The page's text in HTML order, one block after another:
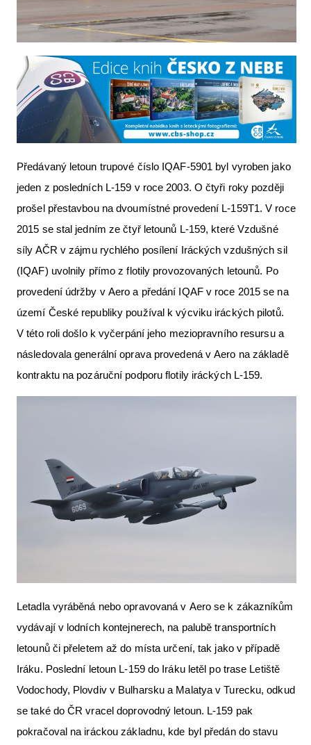
Předávaný letoun trupové číslo IQAF-5901 byl vyroben jako
jeden z posledních L-159 v roce 2003. O čtyři roky později
prošel přestavbou na dvoumístné provedení L-159T1. V roce
2015 se stal jedním ze čtyř letounů L-159, které Vzdušné
síly AČR v zájmu rychlého posílení Iráckých vzdušných sil
(IQAF) uvolnily přímo z flotily provozovaných letounů. Po
provedení údržby v Aero a předání IQAF v roce 2015 se na
území České republiky používal k výcviku iráckých pilotů.
V této roli došlo k vyčerpání jeho meziopravního resursu a
následovala generální oprava provedená v Aero na základě
kontraktu na pozáruční podporu flotily iráckých L-159.
Letadla vyráběná nebo opravovaná v Aero se k zákazníkům
vydávají v lodních kontejnerech, na palubě transportních
letounů či přeletem až do místa určení, tak jako v případě
Iráku. Poslední letoun L-159 do Iráku letěl po trase Letiště
Vodochody, Plovdiv v Bulharsku a Malatya v Turecku, odkud
se také do ČR vracel doprovodný letoun. L-159 pak
pokračoval na iráckou základnu, kde byl předán do stavu
E-SHOP